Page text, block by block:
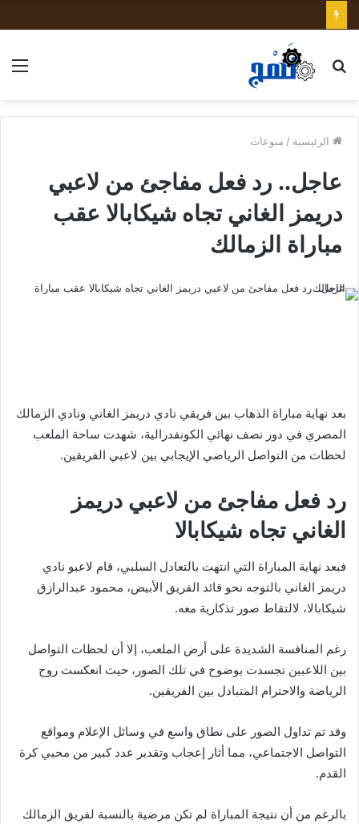
بحث
الرئيسية / منوعات
عاجل.. رد فعل مفاجئ من لاعبي
دريمز الغاني تجاه شيكابالا عقب
مباراة الزمالك
بعد نهاية مباراة الذهاب بين فريقي نادي دريمز الغاني ونادي الزمالك
المصري في دور نصف نهائي الكونفدرالية، شهدت ساحة الملعب
لحظات من التواصل الرياضي الإيجابي بين لاعبي الفريقين.
رد فعل مفاجئ من لاعبي دريمز
الغاني تجاه شيكابالا
فبعد نهاية المباراة التي انتهت بالتعادل السلبي، قام لاعبو نادي
دريمز الغاني بالتوجه نحو قائد الفريق الأبيض، محمود عبدالرازق
شيكابالا، لالتقاط صور تذكارية معه.
رغم المنافسة الشديدة على أرض الملعب، إلا أن لحظات التواصل
بين اللاعبين تجسدت بوضوح في تلك الصور، حيث انعكست روح
الرياضة والاحترام المتبادل بين الفريقين.
وقد تم تداول الصور على نطاق واسع في وسائل الإعلام ومواقع
التواصل الاجتماعي، مما أثار إعجاب وتقدير عدد كبير من محبي كرة
القدم.
بالرغم من أن نتيجة المباراة لم تكن مرضية بالنسبة لفريق الزمالك